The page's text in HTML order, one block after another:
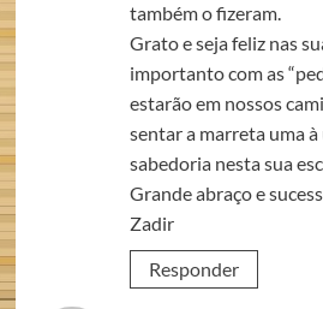
também o fizeram.
Grato e seja feliz nas
importanto com as
estarão em nossos
sentar a marreta uma
sabedoria nesta sua
Grande abraço e
Zadir
Responder